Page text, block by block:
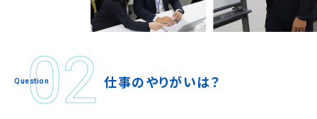
仕事のやりがいは？